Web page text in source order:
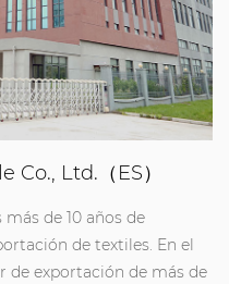
Ltd.（ES）
de 10 años de
de textiles. En el
de exportación de más de